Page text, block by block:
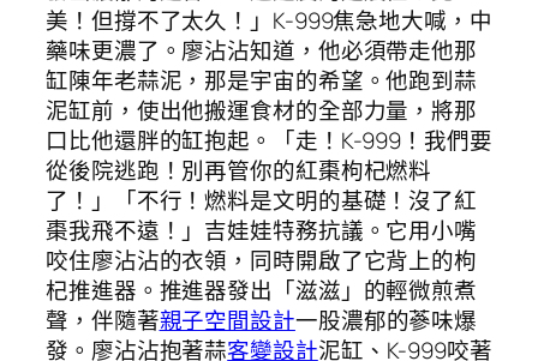
美！但撐不了太久！」K-999焦急地大喊，中
藥味更濃了。廖沾沾知道，他必須帶走他那
缸陳年老蒜泥，那是宇宙的希望。他跑到蒜
泥缸前，使出他搬運食材的全部力量，將那
口比他還胖的缸抱起。「走！K-999！我們要
從後院逃跑！別再管你的紅棗枸杞燃料
了！」「不行！燃料是文明的基礎！沒了紅
棗我飛不遠！」吉娃娃特務抗議。它用小嘴
咬住廖沾沾的衣領，同時開啟了它背上的枸
杞推進器。推進器發出「滋滋」的輕微煎煮
聲，伴隨著親子空間設計一股濃郁的蔘味爆
發。廖沾沾抱著蒜客變設計泥缸、K-999咬著